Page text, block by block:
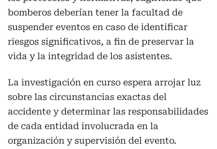
bomberos deberían tener la facultad de
suspender eventos en caso de identificar
riesgos significativos, a fin de preservar la
vida y la integridad de los asistentes.
La investigación en curso espera arrojar luz
sobre las circunstancias exactas del
accidente y determinar las responsabilidades
de cada entidad involucrada en la
organización y supervisión del evento.